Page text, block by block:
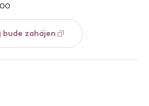
bude zahájen